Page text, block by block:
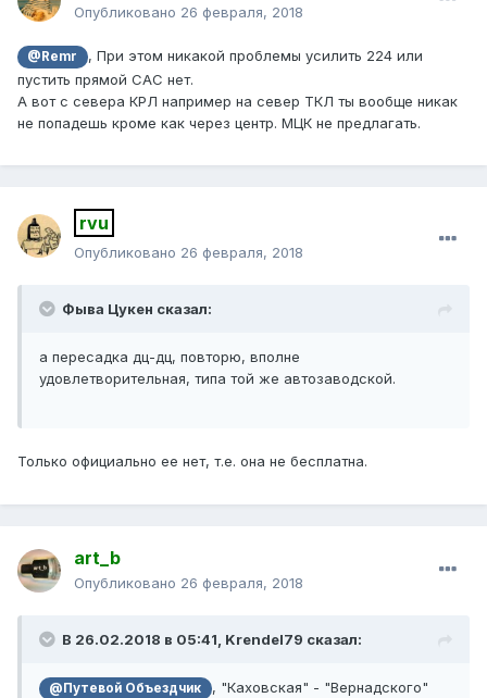
Опубликовано 26 февраля, 2018
@Remr
, При этом никакой проблемы усилить 224 или
пустить прямой САС нет.
А вот с севера КРЛ например на север ТКЛ ты вообще никак
не попадешь кроме как через центр. МЦК не предлагать.
rvu
Опубликовано 26 февраля, 2018
Фыва Цукен сказал:
а пересадка дц-дц, повторю, вполне
удовлетворительная, типа той же автозаводской.
Только официально ее нет, т.е. она не бесплатна.
art_b
Опубликовано 26 февраля, 2018
В 26.02.2018 в 05:41, Krendel79 сказал:
@Путевой Объездчик
, "Каховская" - "Вернадского"